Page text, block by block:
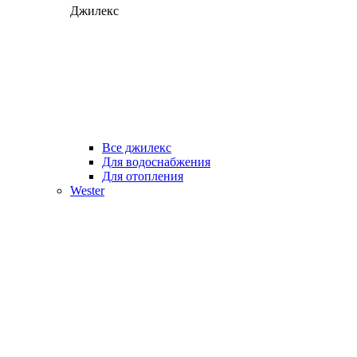
Джилекс
Все джилекс
Для водоснабжения
Для отопления
Wester